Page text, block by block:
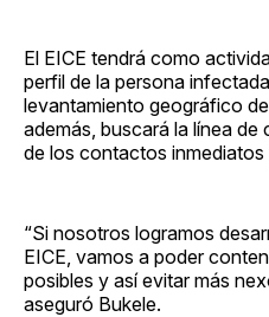
El EICE tendrá como
perfil de la persona
levantamiento geográfico
además, buscará la línea
de los contactos
“Si nosotros logramos
EICE, vamos a poder
posibles y así evitar más
aseguró Bukele.